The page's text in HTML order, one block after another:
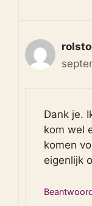
Dank je.
kom wel
komen
eigenlijk